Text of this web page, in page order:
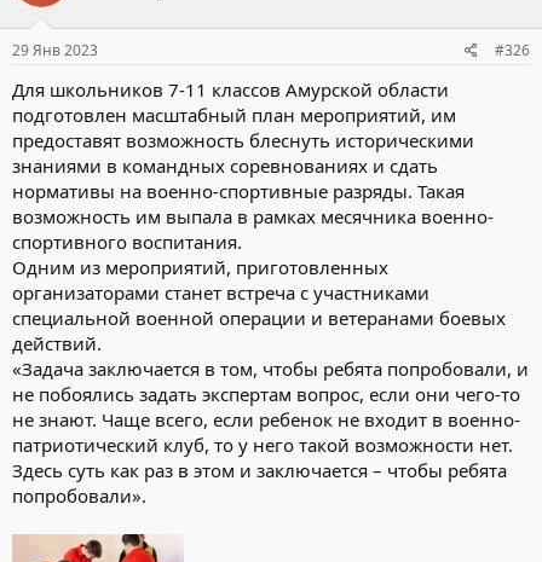
29 Янв 2023 #326
Для школьников 7-11 классов Амурской области
подготовлен масштабный план мероприятий, им
предоставят возможность блеснуть историческими
знаниями в командных соревнованиях и сдать
нормативы на военно-спортивные разряды. Такая
возможность им выпала в рамках месячника военно-
спортивного воспитания.
Одним из мероприятий, приготовленных
организаторами станет встреча с участниками
специальной военной операции и ветеранами боевых
действий.
«Задача заключается в том, чтобы ребята попробовали, и
не побоялись задать экспертам вопрос, если они чего-то
не знают. Чаще всего, если ребенок не входит в военно-
патриотический клуб, то у него такой возможности нет.
Здесь суть как раз в этом и заключается – чтобы ребята
попробовали».